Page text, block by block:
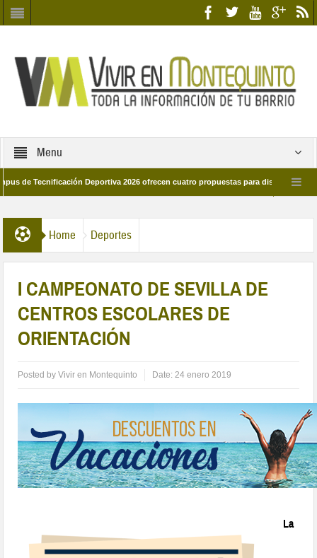
Menu
Tecnificación Deportiva 2026 ofrecen cuatro propuestas para disfrutar del deporte
Home Deportes
I CAMPEONATO DE SEVILLA DE
CENTROS ESCOLARES DE
ORIENTACIÓN
Posted byVivir en Montequinto Date:24 enero 2019
La